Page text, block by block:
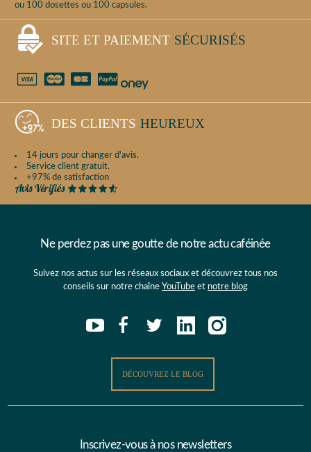
ou 100 dosettes ou 100 capsules.
SITE ET PAIEMENT SÉCURISÉS
DES CLIENTS HEUREUX
14 jours pour changer d'avis.
Service client gratuit.
+97% de satisfaction
Ne perdez pas une goutte de notre actu caféinée
Suivez nos actus sur les réseaux sociaux et découvrez tous nos
conseils sur notre chaîne YouTube et notre blog
DÉCOUVREZ LE BLOG
Inscrivez-vous à nos newsletters